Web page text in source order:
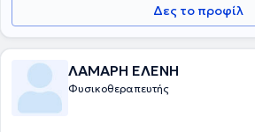
Δες το προφίλ
ΛΑΜΑΡΗ ΕΛΕΝΗ
Φυσικοθεραπευτής